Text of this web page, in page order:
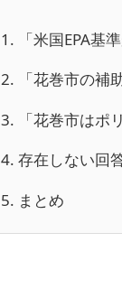
1. 「米国EPA基
2. 「花巻市の補
3. 「花巻市はポ
4. 存在しない回
5. まとめ